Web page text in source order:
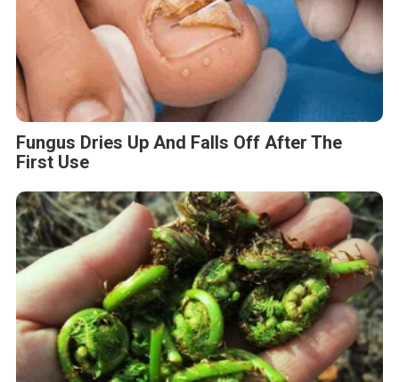
Fungus Dries Up And Falls Off After The
First Use